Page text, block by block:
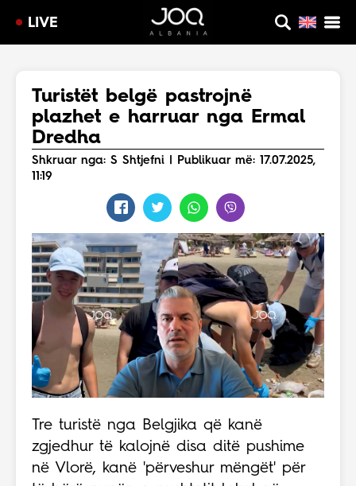
LIVE
Turistët belgë pastrojnë
plazhet e harruar nga Ermal
Dredha
Shkruar nga: S Shtjefni | Publikuar më: 17.07.2025,
11:19
Tre turistë nga Belgjika që kanë
zgjedhur të kalojnë disa ditë pushime
në Vlorë, kanë 'përveshur mëngët' për